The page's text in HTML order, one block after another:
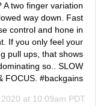
two finger variation
way down. Fast
control and hone in
If you only feel your
pull ups, that shows
so.. SLOW
FOCUS. #backgains
at 10:09am PDT